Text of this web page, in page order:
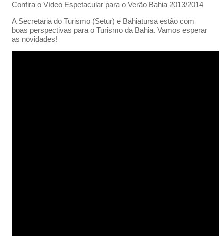
Confira o Vídeo Espetacular para o Verão Bahia 2013/2014
A Secretaria do Turismo (Setur) e Bahiatursa estão com
boas perspectivas para o Turismo da Bahia. Vamos esperar
as novidades!